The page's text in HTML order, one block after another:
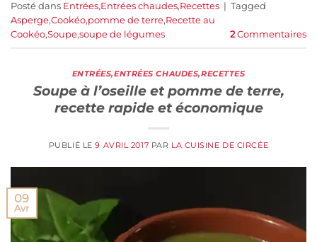
Posté dans Entrées,Entrées chaudes,Recettes | Tagged
Asperge,Cookéo,pomme de terre,Recette au
Cookéo,Soupe,soupe de légumes 2Commentaires
ENTRÉES,ENTRÉES CHAUDES,RECETTES
Soupe à l’oseille et pomme de terre,
recette rapide et économique
PUBLIÉ LE9 AVRIL 2017 PAR LA CUISINE DE CIRCÉE
09
Avr